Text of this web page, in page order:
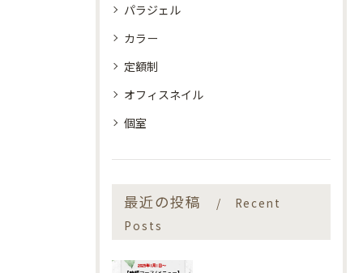
パラジェル
カラー
定額制
オフィスネイル
個室
最近の投稿
Recent
Posts